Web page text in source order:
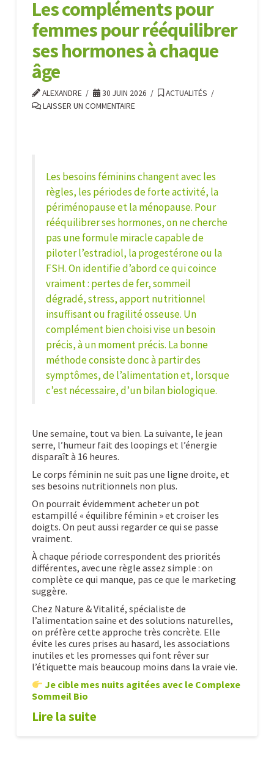
Les compléments pour
femmes pour rééquilibrer
ses hormones à chaque
âge
ALEXANDRE 30 JUIN 2026
ACTUALITÉS
LAISSER UN COMMENTAIRE
Les besoins féminins changent avec les
règles, les périodes de forte activité, la
périménopause et la ménopause. Pour
rééquilibrer ses hormones, on ne cherche
pas une formule miracle capable de
piloter l’estradiol, la progestérone ou la
FSH. On identifie d’abord ce qui coince
vraiment : pertes de fer, sommeil
dégradé, stress, apport nutritionnel
insuffisant ou fragilité osseuse. Un
complément bien choisi vise un besoin
précis, à un moment précis. La bonne
méthode consiste donc à partir des
symptômes, de l’alimentation et, lorsque
c’est nécessaire, d’un bilan biologique.
Une semaine, tout va bien. La suivante, le jean
serre, l’humeur fait des loopings et l’énergie
disparaît à 16 heures.
Le corps féminin ne suit pas une ligne droite, et
ses besoins nutritionnels non plus.
On pourrait évidemment acheter un pot
estampillé « équilibre féminin » et croiser les
doigts. On peut aussi regarder ce qui se passe
vraiment.
À chaque période correspondent des priorités
différentes, avec une règle assez simple : on
complète ce qui manque, pas ce que le marketing
suggère.
Chez Nature & Vitalité, spécialiste de
l’alimentation saine et des solutions naturelles,
on préfère cette approche très concrète. Elle
évite les cures prises au hasard, les associations
inutiles et les promesses qui font rêver sur
l’étiquette mais beaucoup moins dans la vraie vie.
Je cible mes nuits agitées avec le Complexe
Sommeil Bio
Lire la suite
Les